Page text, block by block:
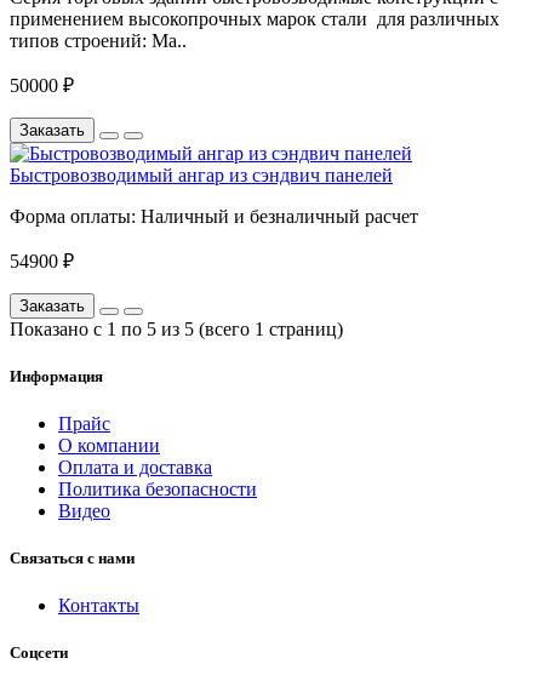
применением высокопрочных марок стали для различных
типов строений: Ма..
50000 ₽
Заказать
Быстровозводимый ангар из сэндвич панелей
Форма оплаты: Наличный и безналичный расчет
54900 ₽
Заказать
Показано с 1 по 5 из 5 (всего 1 страниц)
Информация
Прайс
О компании
Оплата и доставка
Политика безопасности
Видео
Связаться с нами
Контакты
Соцсети